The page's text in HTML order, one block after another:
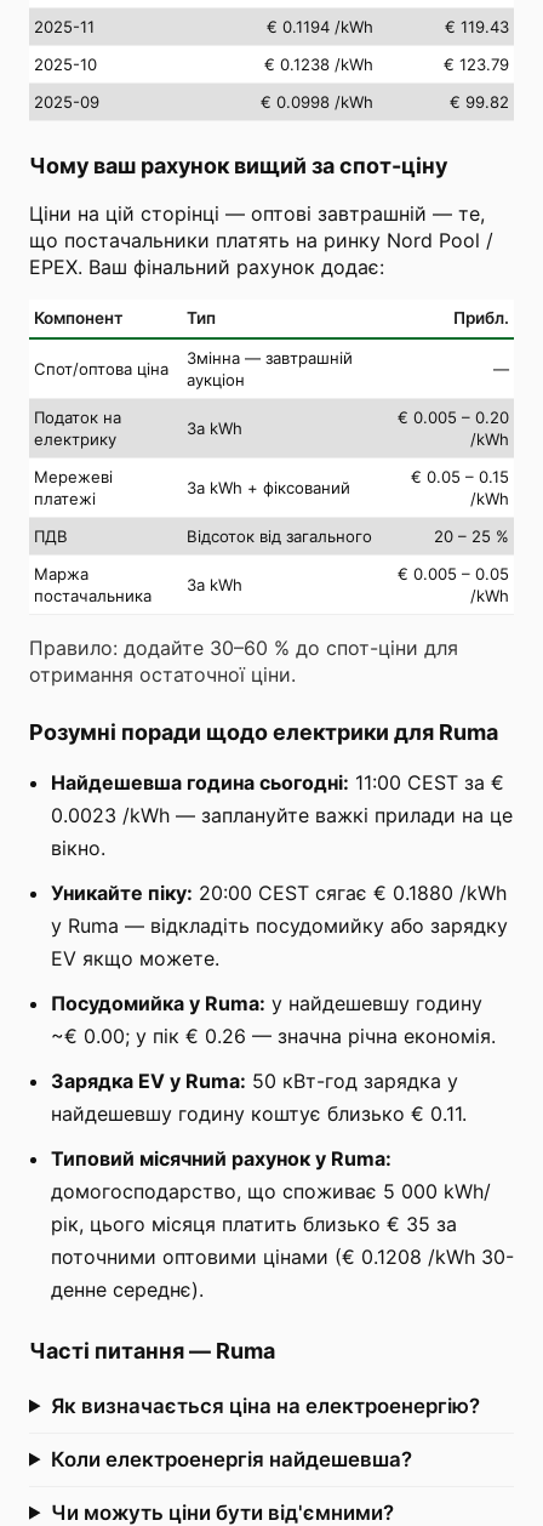
2025-11
€ 0.1194 /kWh
€ 119.43
2025-10
€ 0.1238 /kWh
€ 123.79
2025-09
€ 0.0998 /kWh € 99.82
Чому ваш рахунок вищий за спот-ціну
Ціни на цій сторінці — оптові завтрашній — те,
що постачальники платять на ринку Nord Pool /
EPEX. Ваш фінальний рахунок додає:
Компонент Тип Прибл.
Спот/оптова ціна
Змінна — завтрашній
аукціон
—
Податок на
електрику
За kWh
€ 0.005 – 0.20
/kWh
Мережеві
платежі
За kWh + фіксований
€ 0.05 – 0.15
/kWh
ПДВ
Відсоток від загального
20 – 25 %
Маржа
постачальника
За kWh
€ 0.005 – 0.05
/kWh
Правило: додайте 30–60 % до спот-ціни для
отримання остаточної ціни.
Розумні поради щодо електрики для Ruma
Найдешевша година сьогодні: 11:00 CEST за €
0.0023 /kWh — заплануйте важкі прилади на це
вікно.
Уникайте піку: 20:00 CEST сягає € 0.1880 /kWh
у Ruma — відкладіть посудомийку або зарядку
EV якщо можете.
Посудомийка у Ruma: у найдешевшу годину
~€ 0.00; у пік € 0.26 — значна річна економія.
Зарядка EV у Ruma: 50 кВт-год зарядка у
найдешевшу годину коштує близько € 0.11.
Типовий місячний рахунок у Ruma:
домогосподарство, що споживає 5 000 kWh/
рік, цього місяця платить близько € 35 за
поточними оптовими цінами (€ 0.1208 /kWh 30-
денне середнє).
Часті питання— Ruma
Як визначається ціна на електроенергію?
Коли електроенергія найдешевша?
Чи можуть ціни бути від'ємними?